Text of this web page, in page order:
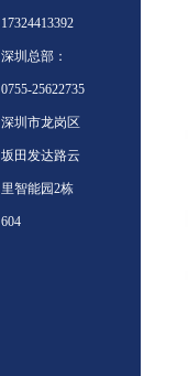
17324413392
深圳总部：
0755-25622735
深圳市龙岗区
坂田发达路云
里智能园2栋
604